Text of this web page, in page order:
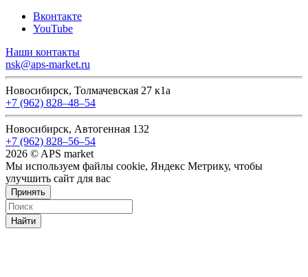
Вконтакте
YouTube
Наши контакты
nsk@aps-market.ru
Новосибирск, Толмачевская 27 к1а
+7 (962) 828‒48‒54
Новосибирск, Автогенная 132
+7 (962) 828‒56‒54
2026 © APS market
Мы используем файлы cookie, Яндекс Метрику, чтобы
улучшить сайт для вас
Принять
Найти